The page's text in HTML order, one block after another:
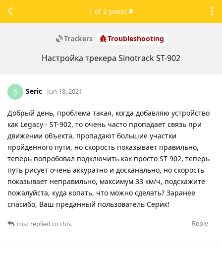
Trackers Troubleshooting
Настройка трекера Sinotrack ST-902
1 of2 posts
S Seric Jun 18, 2021
Добрый день, проблема такая, когда добавляю устройство
как Legacy - ST-902, то очень часто пропадает связь при
движении объекта, пропадают большие участки
пройденного пути, но скорость показывает правильно,
теперь попробовал подключить как просто ST-902, теперь
путь рисует очень аккуратно и досканально, но скорость
показывает неправильно, максимум 33 км/ч, подскажите
пожалуйста, куда копать, что можно сделать? Заранее
спасибо, Ваш преданный пользователь Серик!
Reply
rost replied to this.